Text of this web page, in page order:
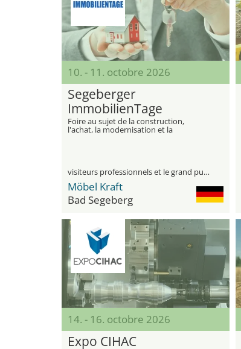
10. - 11. octobre 2026
Segeberger
ImmobilienTage
Foire au sujet de la construction,
l'achat, la modernisation et la
visiteurs professionnels et le grand public
Möbel Kraft
Bad Segeberg
14. - 16. octobre 2026
Expo CIHAC